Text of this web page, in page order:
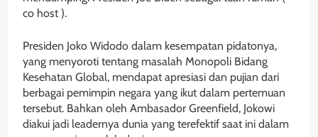
co host ).
Presiden Joko Widodo dalam kesempatan pidatonya,
yang menyoroti tentang masalah Monopoli Bidang
Kesehatan Global, mendapat apresiasi dan pujian dari
berbagai pemimpin negara yang ikut dalam pertemuan
tersebut. Bahkan oleh Ambasador Greenfield, Jokowi
diakui jadi leadernya dunia yang terefektif saat ini dalam